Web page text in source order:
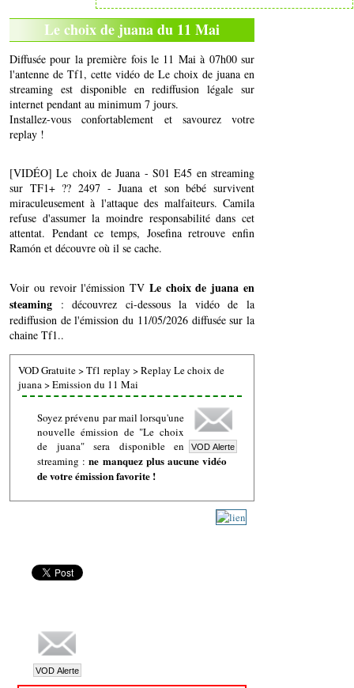
Le choix de juana du 11 Mai
Diffusée pour la première fois le 11 Mai à 07h00 sur
l'antenne de Tf1, cette vidéo de Le choix de juana en
streaming est disponible en rediffusion légale sur
internet pendant au minimum 7 jours.
Installez-vous confortablement et savourez votre
replay !
[VIDÉO] Le choix de Juana - S01 E45 en streaming
sur TF1+ ?? 2497 - Juana et son bébé survivent
miraculeusement à l'attaque des malfaiteurs. Camila
refuse d'assumer la moindre responsabilité dans cet
attentat. Pendant ce temps, Josefina retrouve enfin
Ramón et découvre où il se cache.
Voir ou revoir l'émission TV Le choix de juana en
steaming : découvrez ci-dessous la vidéo de la
rediffusion de l'émission du 11/05/2026 diffusée sur la
chaine Tf1..
VOD Gratuite>Tf1 replay >Replay Le choix de
juana>Emission du 11 Mai
Soyez prévenu par mail lorsqu'une
nouvelle émission de "Le choix
de juana" sera disponible en
streaming :ne manquez plus aucune vidéo
de votre émission favorite !